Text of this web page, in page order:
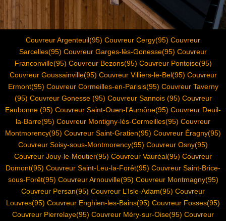
Couvreur Argenteuil(95) Couvreur Cergy(95) Couvreur
Sarcelles(95) Couvreur Garges-lès-Gonesse(95) Couvreur
Franconville(95) Couvreur Bezons(95) Couvreur Pontoise(95)
Couvreur Goussainville(95) Couvreur Villiers-le-Bel(95) Couvreur
Ermont(95) Couvreur Cormeilles-en-Parisis(95) Couvreur Taverny
(95) Couvreur Gonesse (95) Couvreur Sannois (95) Couvreur
Eaubonne (95) Couvreur Saint-Ouen-l’Aumône(95) Couvreur Deuil-
la-Barre(95) Couvreur Montigny-lès-Cormeilles(95) Couvreur
Montmorency(95) Couvreur Saint-Gratien(95) Couvreur Éragny(95)
Couvreur Soisy-sous-Montmorency(95) Couvreur Osny(95)
Couvreur Jouy-le-Moutier(95) Couvreur Vauréal(95) Couvreur
Domont(95) Couvreur Saint-Leu-la-Forêt(95) Couvreur Saint-Brice-
sous-Forêt(95) Couvreur Arnouville(95) Couvreur Montmagny(95)
Couvreur Persan(95) Couvreur L’Isle-Adam(95) Couvreur
Louvres(95) Couvreur Enghien-les-Bains(95) Couvreur Fosses(95)
Couvreur Pierrelaye(95) Couvreur Méry-sur-Oise(95) Couvreur